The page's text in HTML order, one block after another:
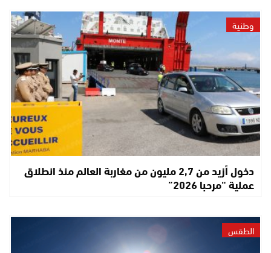
وطنية
دخول أزيد من 2,7 مليون من مغاربة العالم منذ انطلاق
عملية “مرحبا 2026”
الطقس